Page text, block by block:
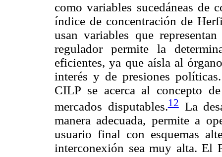
como variables sucedáneas de
índice de concentración de
usan variables que
regulador permite la
eficientes, ya que aísla al
interés y de presiones
CILP se acerca al concepto
mercados disputables.12La
manera adecuada, permite a
usuario final con esquemas
interconexión sea muy alta. El